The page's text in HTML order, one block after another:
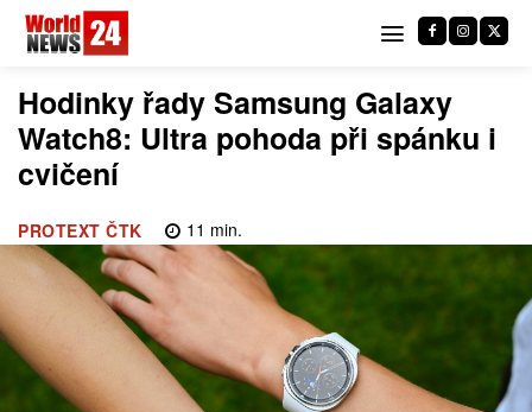
Hodinky řady Samsung Galaxy
Watch8: Ultra pohoda při spánku i
cvičení
PROTEXT ČTK 11 min.